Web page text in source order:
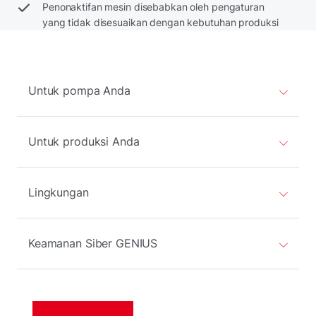
Penonaktifan mesin disebabkan oleh pengaturan
yang tidak disesuaikan dengan kebutuhan produksi
Untuk pompa Anda
Untuk produksi Anda
Lingkungan
Keamanan Siber GENIUS